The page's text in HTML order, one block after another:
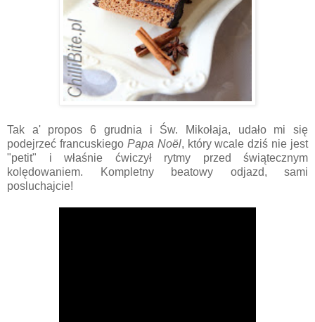
Tak a' propos 6 grudnia i Św. Mikołaja, udało mi się
podejrzeć francuskiego Papa Noël, który wcale dziś nie jest
"petit" i właśnie ćwiczył rytmy przed świątecznym
kolędowaniem. Kompletny beatowy odjazd, sami
posluchajcie!